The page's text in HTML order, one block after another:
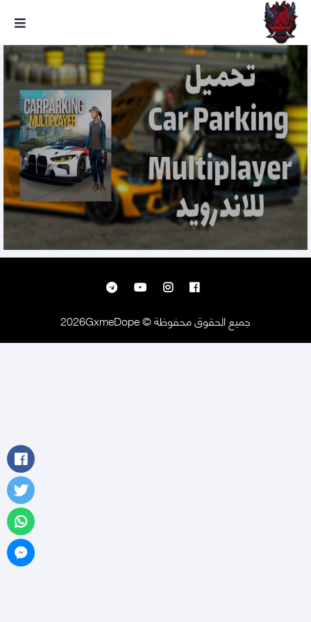
Car Parking Multiplayer تحميل
مجانا على الاندرويد
جميع الحقوق محفوظة © 2026GxmeDope